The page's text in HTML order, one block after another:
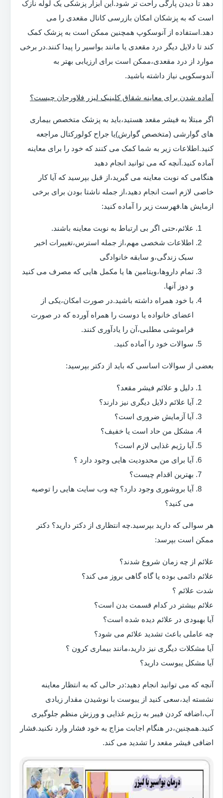
دهد تا دیدن پارگی راحت تر شود.این ابزار پزشکی یک لوله نازک
است که به پزشکان امکان بازرسی کانال مقعدی را می
دهد.استفاده از آنوسکوپ همچنین ممکن است به پزشک کمک
کند تا دلایل دیگر درد مقعدی یا مانند بواسیر را پیدا کنند.در برخی
موارد از درد مقعدی،ممکن است برای ارزیابی بهتر به
آندوسکوپی نیاز داشته باشید.
آماده شدن برای معاینه شقاق کلینیک لیزر فلاورجان چیست؟
اگر مبتلا به فیشر مقعد هستید،باید به پزشک متخصص بیماری
های گوارشی (متخصص گوارش)یا جراح کولورکتال مراجعه
کنید.اطلاعات زیر به شما کمک می کنند که خود را برای معاینه
آماده کنید.آنچه که می توانید انجام دهید
هنگامی که نوبت معاینه می گیرید،از قبل بپرسید که آیا کار
خاصی لازم است انجام دهید،از جمله ناشتا بودن برای برخی
ازمایش ها.فهرست زیر را آماده کنید:
علائم،حتی اگر بی ارتباط به نوبت معاینه باشند.
اطلاعات شخصی مهم،از جمله استرس،تغییرات اخیر
سبک زندگی،و سابقه خانوادگی
تمام داروها،ویتامین ها یا مکمل هایی که مصرف می کنید
و دوز آنها.
با خود همراه داشته باشید.در صورت امکان،یکی از
اعضای خانواده یا دوست را همراه آورده که در صورت
فراموشی مطلبی،آن را یادآوری کنند.
سوالات خود را آماده کنید.
بعضی از سوالات اساسی که باید از دکتر بپرسید:
دلیل و علائم فیشر مقعد؟
آیا علائم دلایل دیگری نیز دارند؟
آیا آزمایش ضروری است؟
مشکل من حاد است یا خفیف؟
آیا رژیم غذایی لازم است؟
آیا برای من محدودیت هایی وجود دارد ؟
بهترین اقدام چیست؟
آیا بروشوری وجود دارد؟ چه وب سایت هایی را توصیه
می کنید؟
هر سوالی که دارید بپرسید.چه انتظاری از دکتر دارید؟ دکتر
ممکن است بپرسد:
علائم از چه زمان شروع شدند؟
علائم دائمی بوده یا گاه گاهی بروز می کند؟
شدت علائم ؟
علائم بیشتر در کدام قسمت بدن است؟
آیا بهبودی در علائم دیده شده است؟
چه عاملی باعث تشدید علائم می شود؟
آیا مشکلات دیگری نیز دارید،مانند بیماری کرون ؟
آیا مشکل یبوست دارید؟
آنچه که می توانید انجام دهید:در حالی که به انتظار معاینه
نشسته اید،سعی کنید از یبوست با نوشیدن مقدار زیادی
آب،اضافه کردن فیبر به رژیم غذایی و ورزش منظم جلوگیری
کنید.همچنین،در هنگام اجابت مزاج به خود فشار وارد نکنید.فشار
اضافی فیشر مقعد را تشدید می کند.